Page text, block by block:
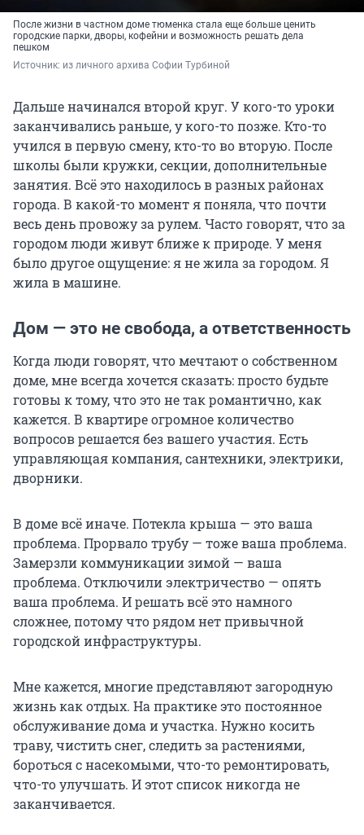
После жизни в частном доме тюменка стала еще больше ценить
городские парки, дворы, кофейни и возможность решать дела
пешком
Источник: из личного архива Софии Турбиной
Дальше начинался второй круг. У кого-то уроки
заканчивались раньше, у кого-то позже. Кто-то
учился в первую смену, кто-то во вторую. После
школы были кружки, секции, дополнительные
занятия. Всё это находилось в разных районах
города. В какой-то момент я поняла, что почти
весь день провожу за рулем. Часто говорят, что за
городом люди живут ближе к природе. У меня
было другое ощущение: я не жила за городом. Я
жила в машине.
Дом — это не свобода, а ответственность
Когда люди говорят, что мечтают о собственном
доме, мне всегда хочется сказать: просто будьте
готовы к тому, что это не так романтично, как
кажется. В квартире огромное количество
вопросов решается без вашего участия. Есть
управляющая компания, сантехники, электрики,
дворники.
В доме всё иначе. Потекла крыша — это ваша
проблема. Прорвало трубу — тоже ваша проблема.
Замерзли коммуникации зимой — ваша
проблема. Отключили электричество — опять
ваша проблема. И решать всё это намного
сложнее, потому что рядом нет привычной
городской инфраструктуры.
Мне кажется, многие представляют загородную
жизнь как отдых. На практике это постоянное
обслуживание дома и участка. Нужно косить
траву, чистить снег, следить за растениями,
бороться с насекомыми, что-то ремонтировать,
что-то улучшать. И этот список никогда не
заканчивается.